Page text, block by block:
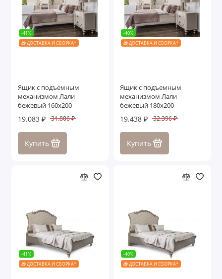
-41%
🎁 ДОСТАВКА И СБОРКА*
Ящик с подъемным
механизмом Лали
бежевый 160х200
19.083 ₽ 31.806 ₽
Купить
-40%
🎁 ДОСТАВКА И СБОРКА*
Ящик с подъемным
механизмом Лали
бежевый 180х200
19.438 ₽ 32.396 ₽
Купить
-41%
🎁 ДОСТАВКА И СБОРКА*
-40%
🎁 ДОСТАВКА И СБОРКА*